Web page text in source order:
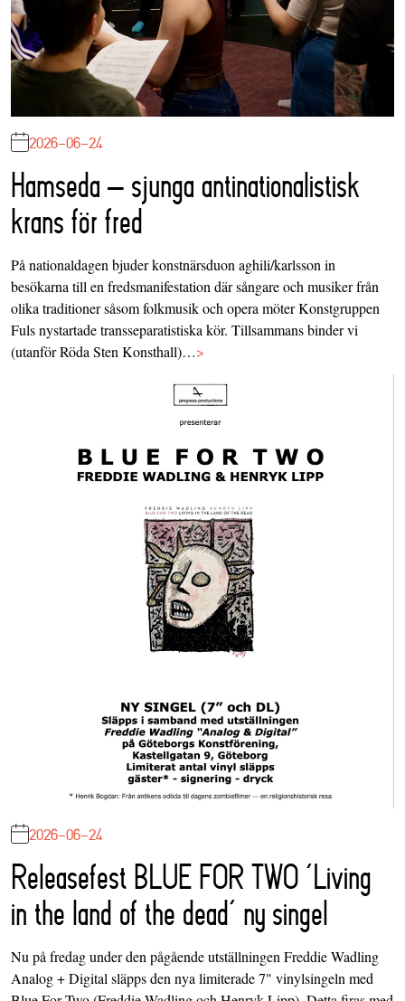
2026-06-24
Hamseda – sjunga antinationalistisk
krans för fred
På nationaldagen bjuder konstnärsduon aghili/karlsson in
besökarna till en fredsmanifestation där sångare och musiker från
olika traditioner såsom folkmusik och opera möter Konstgruppen
Fuls nystartade transseparatistiska kör. Tillsammans binder vi
(utanför Röda Sten Konsthall)…>
2026-06-24
Releasefest BLUE FOR TWO ‘Living
in the land of the dead’ ny singel
Nu på fredag under den pågående utställningen Freddie Wadling
Analog + Digital släpps den nya limiterade 7" vinylsingeln med